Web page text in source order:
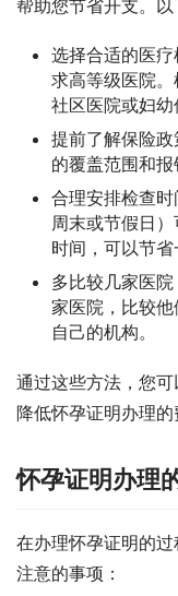
帮助您节省开支。以
选择合适的医
求高等级医院
社区医院或妇幼
提前了解保险
的覆盖范围和报
合理安排检查
周末或节假日
时间，可以节省
多比较几家医
家医院，比较
自己的机构。
通过这些方法，您
降低怀孕证明办理的
怀孕证明办理
在办理怀孕证明的
注意的事项：